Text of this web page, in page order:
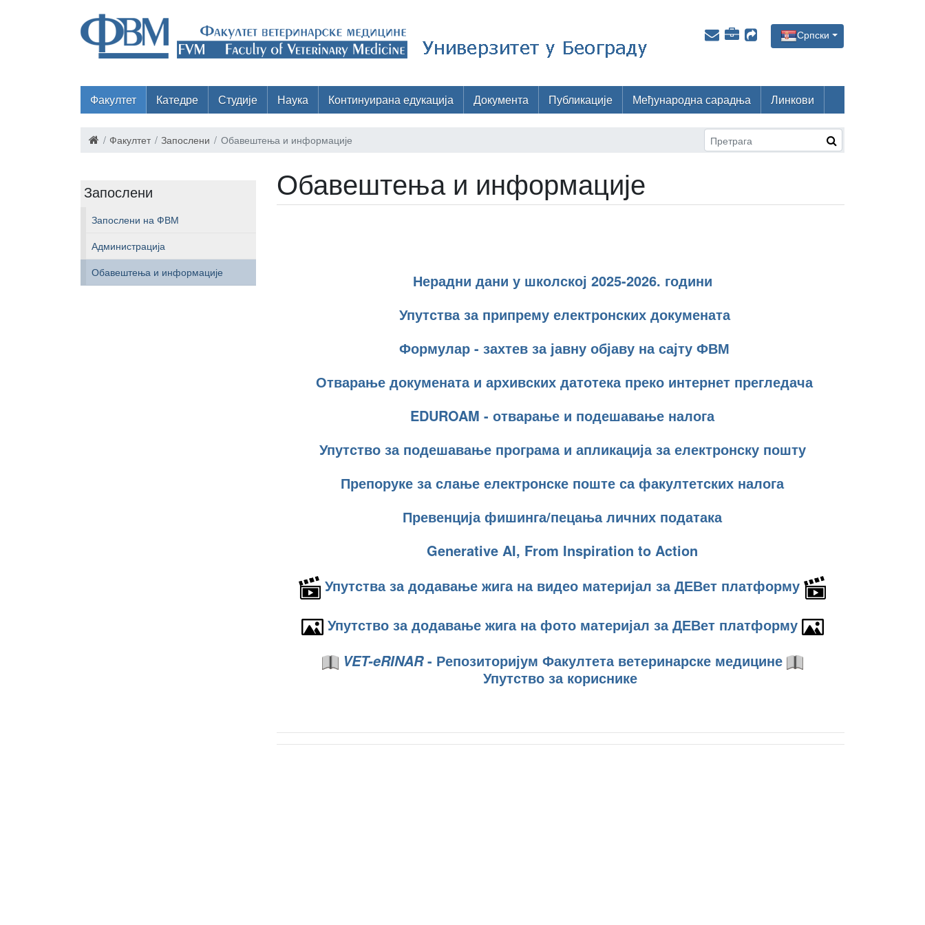
Српски
Факултет Катедре Студије Наука Континуирана едукација Документа Публикације Међународна сарадња Линкови
Факултет Запослени Обавештења и информације
Запослени
Запослени на ФВМ
Администрација
Обавештења и информације
Обавештења и информације
Нерадни дани у школској 2025-2026. години
Упутства за припрему електронских докумената
Формулар - захтев за јавну објаву на сајту ФВМ
Отварање докумената и архивских датотека преко интернет прегледача
EDUROAM - отварање и подешавање налога
Упутство за подешавање програма и апликација за електронску пошту
Препоруке за слање електронске поште са факултетских налога
Превенција фишинга/пецања личних података
Generative AI, From Inspiration to Action
Упутства за додавање жига на видео материјал за ДЕВет платформу
Упутство за додавање жига на фото материјал за ДЕВет платформу
VET-eRINAR- Репозиторијум Факултета ветеринарске медицине
Упутство за кориснике